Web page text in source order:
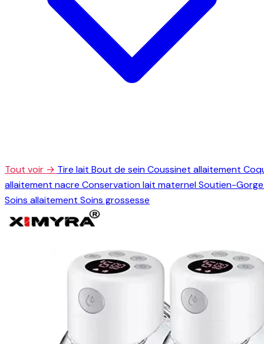
Tout voir → Tire lait Bout de seinCoussinet allaitement
allaitement nacre Conservation lait maternelSoutien-
Soins allaitement Soins grossesse